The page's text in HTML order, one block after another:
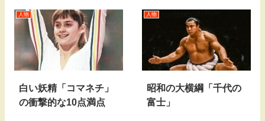
人物
白い妖精「コマネチ」
の衝撃的な10点満点
人物
昭和の大横綱「千代の
富士」